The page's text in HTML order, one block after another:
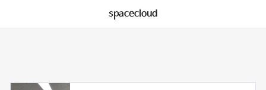
spacecloud